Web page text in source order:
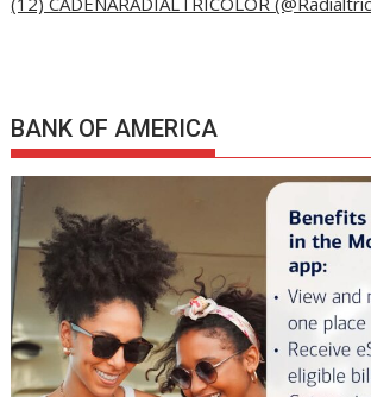
BANK OF AMERICA